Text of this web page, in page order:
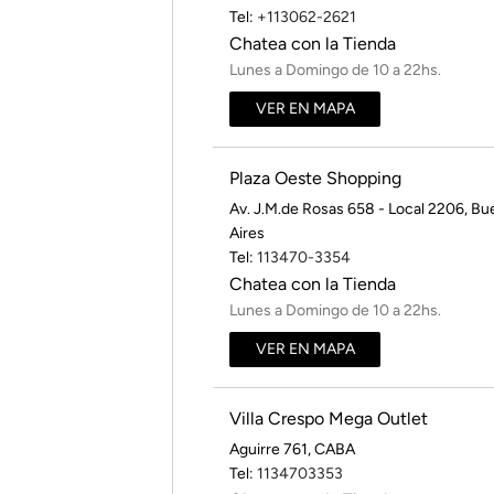
Tel: +113062-2621
Chatea con la Tienda
Lunes a Domingo de 10 a 22hs.
VER EN MAPA
Plaza Oeste Shopping
Av. J.M.de Rosas 658 - Local 2206,
Aires
Tel: 113470-3354
Chatea con la Tienda
Lunes a Domingo de 10 a 22hs.
VER EN MAPA
Villa Crespo Mega Outlet
Aguirre 761,CABA
Tel: 1134703353